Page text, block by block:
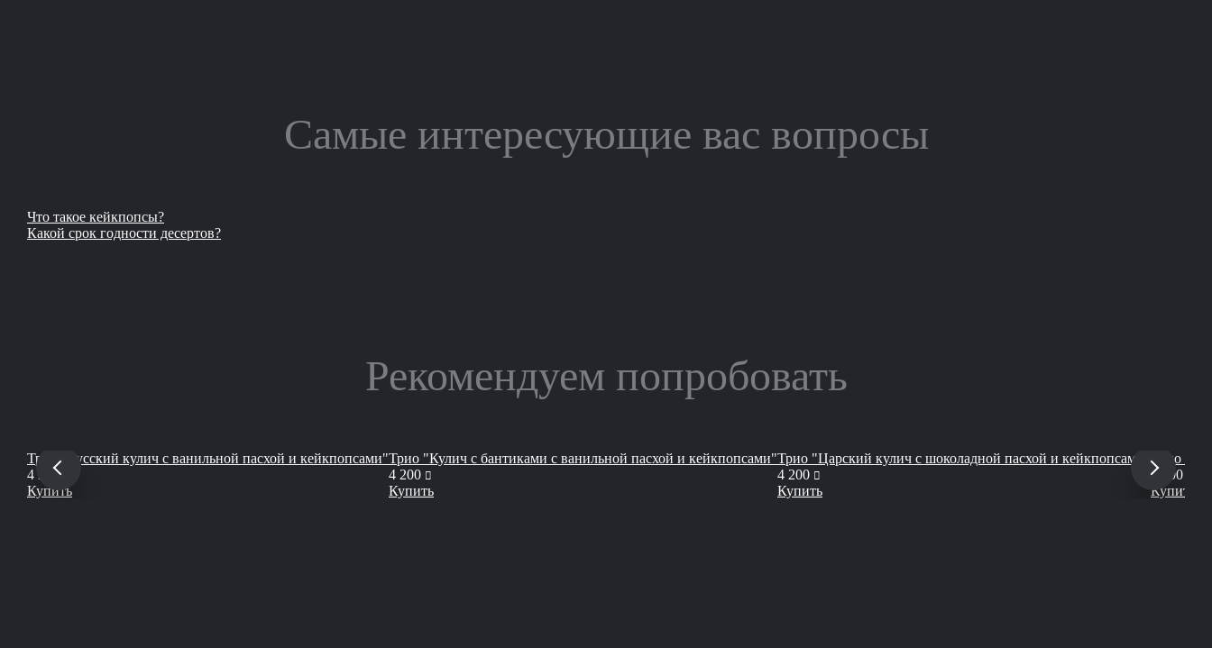
Самые интересующие вас вопросы
Что такое кейкпопсы?
Какой срок годности десертов?
Рекомендуем попробовать
Трио "Русский кулич с ванильной пасхой и кейкпопсами"
4 200
Купить
Трио "Кулич с бантиками с ванильной пасхой и кейкпопсами"
4 200 руб
Купить
Трио "Царский кулич с шоколадной пасхой и кейкпопсами"
4 200 руб
Купить
Трио
4 000
Купить